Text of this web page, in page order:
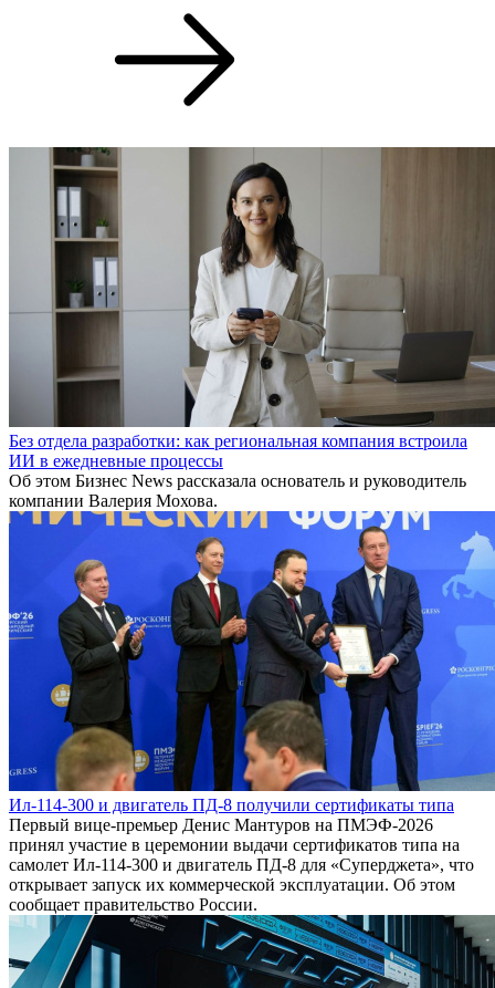
Без отдела разработки: как региональная компания встроила
ИИ в ежедневные процессы
Об этом Бизнес News рассказала основатель и руководитель
компании Валерия Мохова.
Ил-114-300 и двигатель ПД-8 получили сертификаты типа
Первый вице-премьер Денис Мантуров на ПМЭФ-2026
принял участие в церемонии выдачи сертификатов типа на
самолет Ил-114-300 и двигатель ПД-8 для «Суперджета», что
открывает запуск их коммерческой эксплуатации. Об этом
сообщает правительство России.